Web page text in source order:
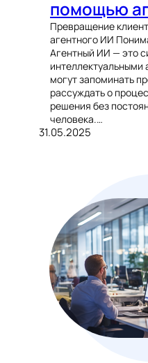
помощью
Превращение
агентного ИИ
Агентный ИИ — это
интеллектуальными
могут запоминать
рассуждать о
решения без
человека.…
31.05.2025